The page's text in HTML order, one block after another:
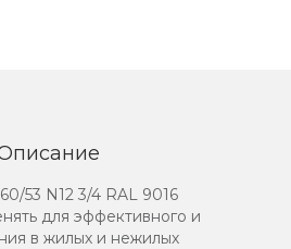
53 N12 3/4 RAL 9016
для эффективного и
в жилых и нежилых